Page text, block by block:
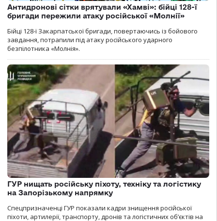
Антидронові сітки врятували «Хамві»: бійці 128-ї
бригади пережили атаку російської «Молнії»
Бійці 128-ї Закарпатської бригади, повертаючись із бойового
завдання, потрапили під атаку російського ударного
безпілотника «Молнія».
ГУР нищать російську піхоту, техніку та логістику
на Запорізькому напрямку
Спецпризначенці ГУР показали кадри знищення російської
піхоти, артилерії, транспорту, дронів та логістичних об’єктів на